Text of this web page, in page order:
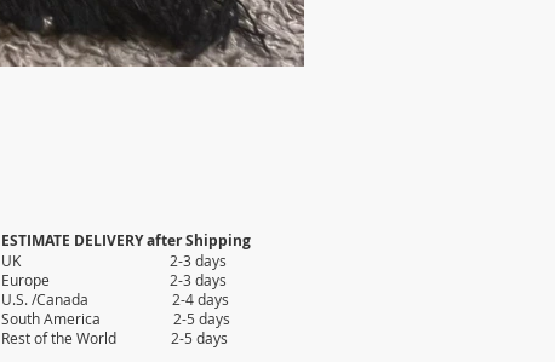
ESTIMATE DELIVERY after Shipping
UK 2-3 days
Europe 2-3 days
U.S. /Canada 2-4 days
South America 2-5 days
Rest of the World 2-5 days